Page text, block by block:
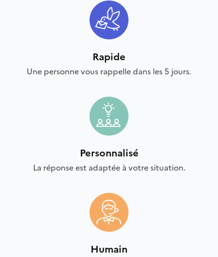
Rapide
Une personne vous rappelle dans les 5 jours.
Personnalisé
La réponse est adaptée à votre situation.
Humain